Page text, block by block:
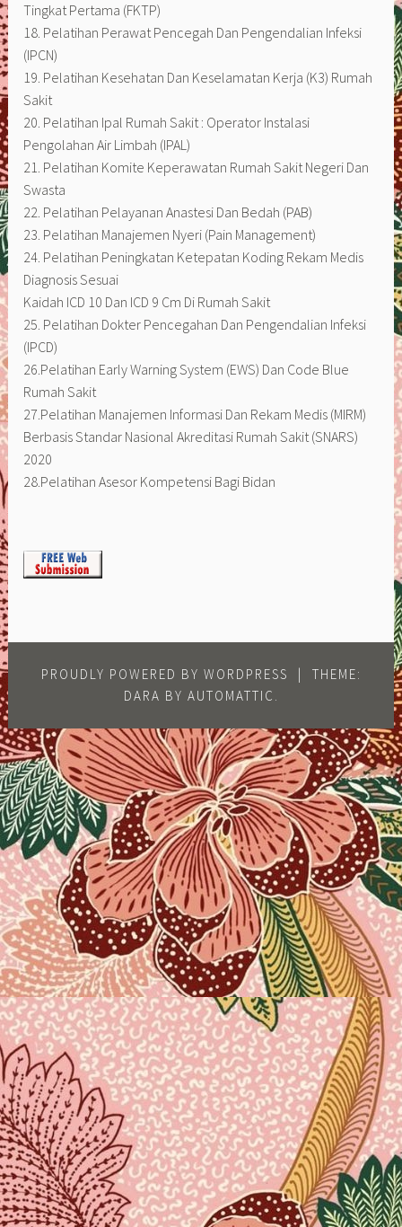
Tingkat Pertama (FKTP)
18. Pelatihan Perawat Pencegah Dan Pengendalian Infeksi
(IPCN)
19. Pelatihan Kesehatan Dan Keselamatan Kerja (K3) Rumah
Sakit
20. Pelatihan Ipal Rumah Sakit : Operator Instalasi
Pengolahan Air Limbah (IPAL)
21. Pelatihan Komite Keperawatan Rumah Sakit Negeri Dan
Swasta
22. Pelatihan Pelayanan Anastesi Dan Bedah (PAB)
23. Pelatihan Manajemen Nyeri (Pain Management)
24. Pelatihan Peningkatan Ketepatan Koding Rekam Medis
Diagnosis Sesuai
Kaidah ICD 10 Dan ICD 9 Cm Di Rumah Sakit
25. Pelatihan Dokter Pencegahan Dan Pengendalian Infeksi
(IPCD)
26.Pelatihan Early Warning System (EWS) Dan Code Blue
Rumah Sakit
27.Pelatihan Manajemen Informasi Dan Rekam Medis (MIRM)
Berbasis Standar Nasional Akreditasi Rumah Sakit (SNARS)
2020
28.Pelatihan Asesor Kompetensi Bagi Bidan
PROUDLY POWERED BY WORDPRESS |
THEME:
DARA BY AUTOMATTIC .